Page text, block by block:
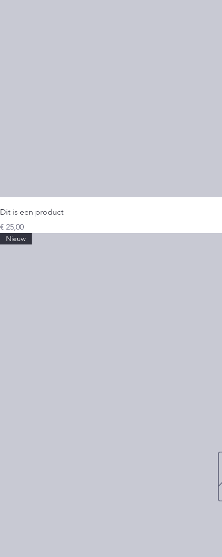
Dit is een product
Prijs
€ 25,00
Nieuw